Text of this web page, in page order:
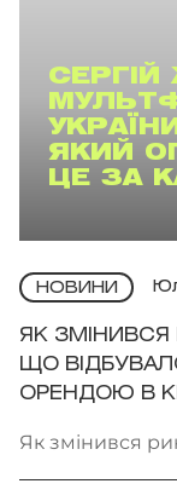
ЯКИЙ
ЦЕ ЗА
НОВИНИ
ЯК ЗМІНИВСЯ
ЩО
ОРЕНДОЮ В
Як змінився